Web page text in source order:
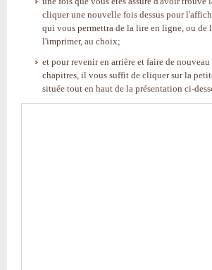
cliquer une nouvelle fois dessus pour
qui vous permettra de la lire en ligne, ou de
l'imprimer, au choix;
et pour revenir en arrière et faire de
chapitres, il vous suffit de cliquer sur la
située tout en haut de la présentation ci-